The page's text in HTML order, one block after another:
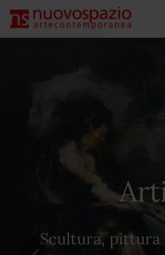
Scultura, pittura